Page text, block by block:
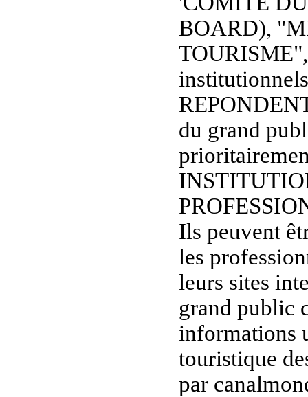
BOARD),
du grand
Ils peuvent
les
leurs sites
grand public
informations
touristique
par